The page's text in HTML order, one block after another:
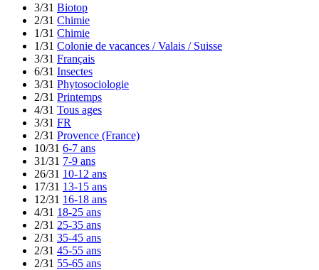
3/31 Biotop
2/31 Chimie
1/31 Chimie
1/31 Colonie de vacances / Valais / Suisse
3/31 Français
6/31 Insectes
3/31 Phytosociologie
2/31 Printemps
4/31 Tous ages
3/31 FR
2/31 Provence (France)
10/31 6-7 ans
31/31 7-9 ans
26/31 10-12 ans
17/31 13-15 ans
12/31 16-18 ans
4/31 18-25 ans
2/31 25-35 ans
2/31 35-45 ans
2/31 45-55 ans
2/31 55-65 ans